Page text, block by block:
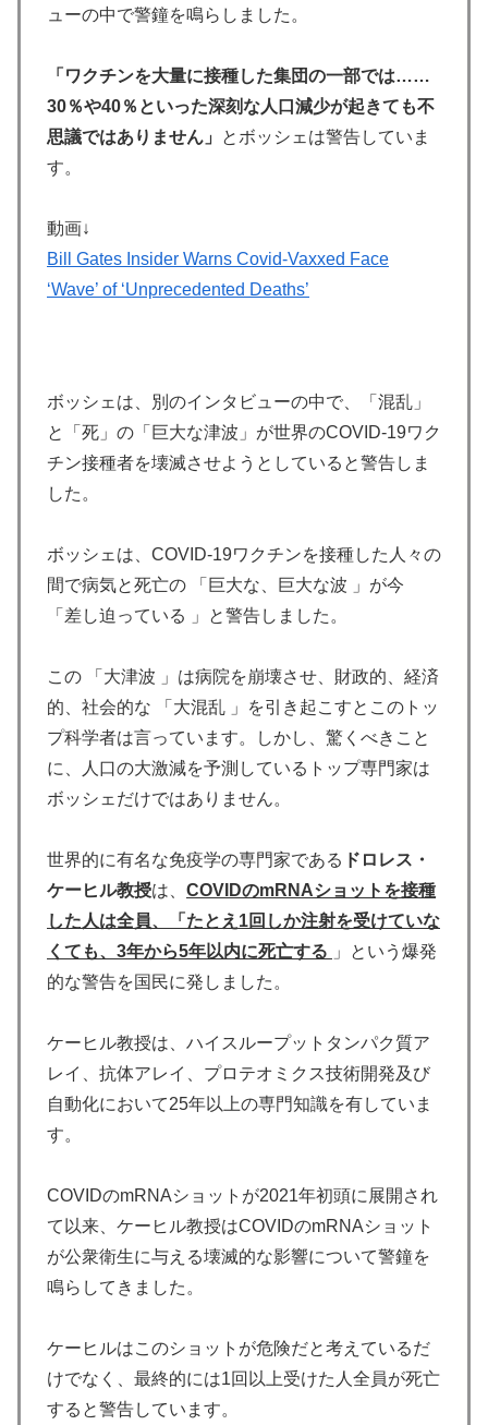
ューの中で警鐘を鳴らしました。
「ワクチンを大量に接種した集団の一部では……
30％や40％といった深刻な人口減少が起きても不
思議ではありません」
とボッシェは警告していま
す。
動画↓
Bill Gates Insider Warns Covid-Vaxxed Face
‘Wave’ of ‘Unprecedented Deaths’
ボッシェは、別のインタビューの中で、「混乱」
と「死」の「巨大な津波」が世界のCOVID-19ワク
チン接種者を壊滅させようとしていると警告しま
した。
ボッシェは、COVID-19ワクチンを接種した人々の
間で病気と死亡の 「巨大な、巨大な波 」が今
「差し迫っている 」と警告しました。
この 「大津波 」は病院を崩壊させ、財政的、経済
的、社会的な 「大混乱 」を引き起こすとこのトッ
プ科学者は言っています。しかし、驚くべきこと
に、人口の大激減を予測しているトップ専門家は
ボッシェだけではありません。
世界的に有名な免疫学の専門家である ドロレス・
ケーヒル教授は、 COVIDのmRNAショットを接種
した人は全員、「たとえ1回しか注射を受けていな
くても、3年から5年以内に死亡する
」という爆発
的な警告を国民に発しました。
ケーヒル教授は、ハイスループットタンパク質ア
レイ、抗体アレイ、プロテオミクス技術開発及び
自動化において25年以上の専門知識を有していま
す。
COVIDのmRNAショットが2021年初頭に展開され
て以来、ケーヒル教授はCOVIDのmRNAショット
が公衆衛生に与える壊滅的な影響について警鐘を
鳴らしてきました。
ケーヒルはこのショットが危険だと考えているだ
けでなく、最終的には1回以上受けた人全員が死亡
すると警告しています。